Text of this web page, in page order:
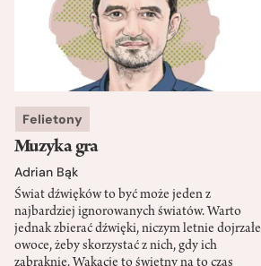
Felietony
Muzyka gra
Adrian Bąk
Świat dźwięków to być może jeden z
najbardziej ignorowanych światów. Warto
jednak zbierać dźwięki, niczym letnie dojrzałe
owoce, żeby skorzystać z nich, gdy ich